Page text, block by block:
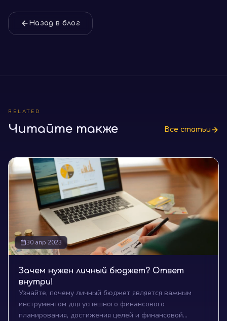
Назад в блог
RELATED
Читайте также Все статьи
30 апр 2023
Зачем нужен личный бюджет? Ответ
внутри!
Узнайте, почему личный бюджет является важным
инструментом для успешного финансового
планирования, достижения целей и финансовой